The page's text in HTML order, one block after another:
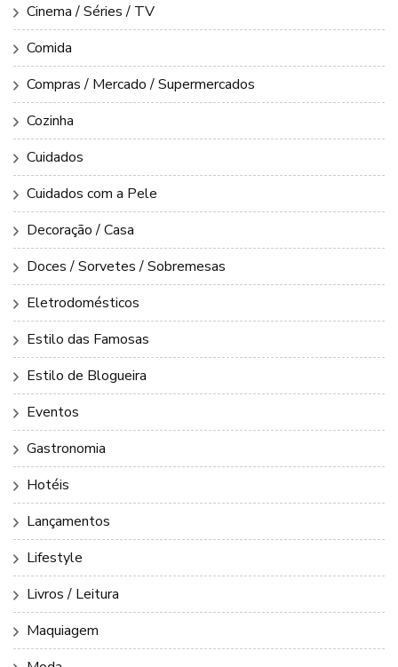
Cinema / Séries / TV
Comida
Compras / Mercado / Supermercados
Cozinha
Cuidados
Cuidados com a Pele
Decoração / Casa
Doces / Sorvetes / Sobremesas
Eletrodomésticos
Estilo das Famosas
Estilo de Blogueira
Eventos
Gastronomia
Hotéis
Lançamentos
Lifestyle
Livros / Leitura
Maquiagem